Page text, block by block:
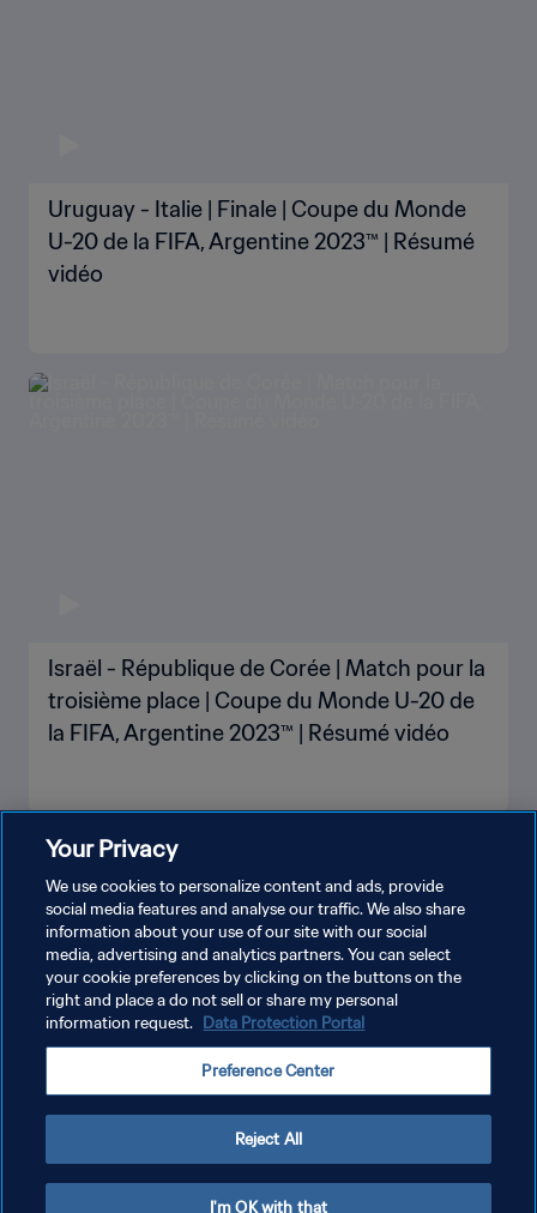
Uruguay - Italie | Finale | Coupe du Monde
U-20 de la FIFA, Argentine 2023™ | Résumé
vidéo
Israël - République de Corée | Match pour la
troisième place | Coupe du Monde U-20 de
la FIFA, Argentine 2023™ | Résumé vidéo
POLITIQUE DE CONFIDENTIALITÉ
CONDITIONS D'UTILISATION
GÉRER VOS PRÉFÉRENCES SUR LES COOKIES
Copyright © 1994 - 2026 FIFA. Tous droits réservés.
Your Privacy
We use cookies to personalize content and ads, provide
social media features and analyse our traffic. We also share
information about your use of our site with our social
media, advertising and analytics partners. You can select
your cookie preferences by clicking on the buttons on the
right and place a do not sell or share my personal
information request. Data Protection Portal
Preference Center
Reject All
I'm OK with that